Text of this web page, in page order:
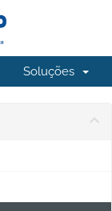
Soluções